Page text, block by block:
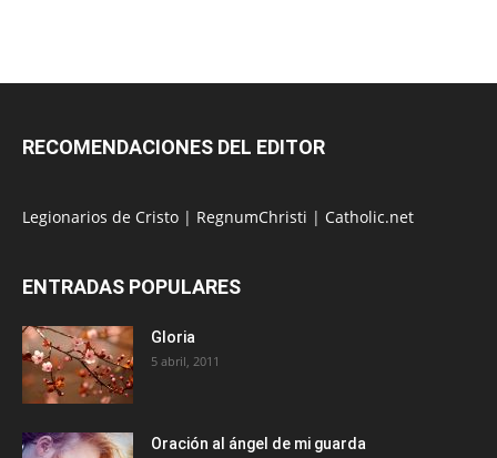
RECOMENDACIONES DEL EDITOR
Legionarios de Cristo | RegnumChristi | Catholic.net
ENTRADAS POPULARES
Gloria
5 abril, 2011
Oración al ángel de mi guarda